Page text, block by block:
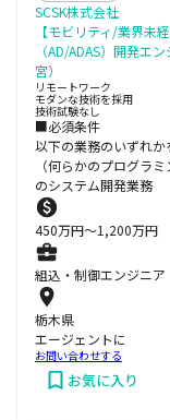
SCSK株式会社
【モビリティ/業界未
（AD/ADAS）開発エ
宮）
リモートワーク
モダンな技術を採用
技術試験なし
■必須条件
以下の業務のいずれ
（何らかのプログラ
のシステム開発業務
450万円〜1,200万円
組込・制御エンジニア
栃木県
エージェントに
お問い合わせする
お気に入り